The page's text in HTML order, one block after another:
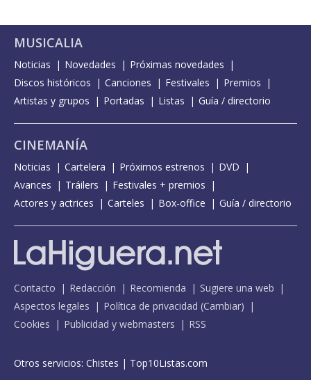
MUSICALIA
Noticias Novedades
Próximas novedades
Discos históricos
Canciones Festivales
Premios
Artistas y grupos
Portadas Listas Guía / directorio
CINEMANÍA
Noticias Cartelera Próximos estrenos
DVD
Avances
Tráilers
Festivales + premios
Actores y actrices
Carteles Box-office Guía / directorio
Contacto Redacción Recomienda
Sugiere una web
Aspectos legales
Política de privacidad (Cambiar)
Cookies
Publicidad y webmasters RSS
Otros servicios: Chistes | Top10Listas.com